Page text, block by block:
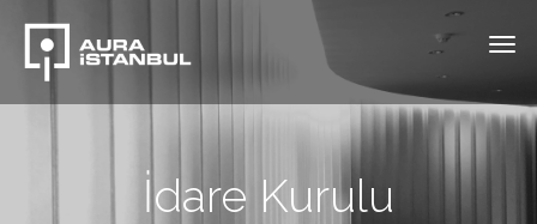
İdare Kurulu